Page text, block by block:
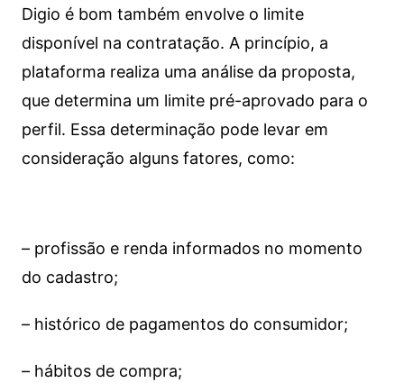
Digio é bom também envolve o limite
disponível na contratação. A princípio, a
plataforma realiza uma análise da proposta,
que determina um limite pré-aprovado para o
perfil. Essa determinação pode levar em
consideração alguns fatores, como:
– profissão e renda informados no momento
do cadastro;
– histórico de pagamentos do consumidor;
– hábitos de compra;